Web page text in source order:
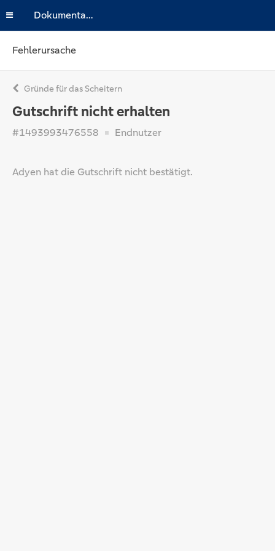
Dokumentation
Fehlerursache
Gründe für das Scheitern
Gutschrift nicht erhalten
#1493993476558 Endnutzer
Adyen hat die Gutschrift nicht bestätigt.